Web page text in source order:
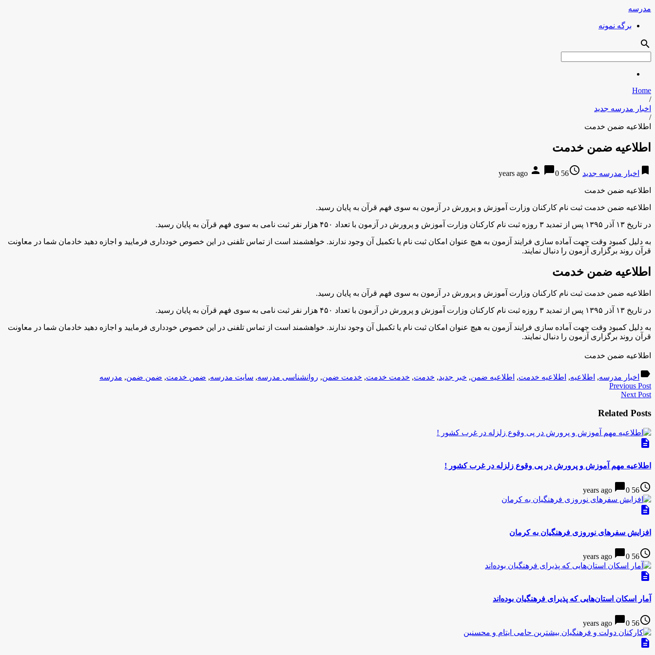
مدرسه
برگه نمونه
search
Home
/
اخبار مدرسه جدید
/
اطلاعیه ضمن خدمت
اطلاعیه ضمن خدمت
bookmark اخبار مدرسه جدید access_time
56 years ago
person chat_bubble0
اطلاعیه ضمن خدمت
اطلاعیه ضمن خدمت ثبت نام کارکنان وزارت آموزش و پرورش در آزمون به سوی فهم قرآن به پایان رسید.
در تاریخ ۱۳ آذر ۱۳۹۵ پس از تمدید ۳ روزه ثبت نام کارکنان وزارت آموزش و پرورش در آزمون با تعداد ۴۵۰ هزار نفر ثبت نامی به سوی فهم قرآن به پایان رسید.
به دلیل کمبود وقت جهت آماده سازی فرایند آزمون به هیچ عنوان امکان ثبت نام یا تکمیل آن وجود ندارند. خواهشمند است از تماس تلفنی در این خصوص خودداری فرمایید و اجازه دهید خادمان شما در معاونت
قرآن روند برگزاری آزمون را دنبال نمایند.
اطلاعیه ضمن خدمت
اطلاعیه ضمن خدمت ثبت نام کارکنان وزارت آموزش و پرورش در آزمون به سوی فهم قرآن به پایان رسید.
در تاریخ ۱۳ آذر ۱۳۹۵ پس از تمدید ۳ روزه ثبت نام کارکنان وزارت آموزش و پرورش در آزمون با تعداد ۴۵۰ هزار نفر ثبت نامی به سوی فهم قرآن به پایان رسید.
به دلیل کمبود وقت جهت آماده سازی فرایند آزمون به هیچ عنوان امکان ثبت نام یا تکمیل آن وجود ندارند. خواهشمند است از تماس تلفنی در این خصوص خودداری فرمایید و اجازه دهید خادمان شما در معاونت
قرآن روند برگزاری آزمون را دنبال نمایند.
اطلاعیه ضمن خدمت
label اخبار مدرسه, اطلاعیه, اطلاعیه خدمت, اطلاعیه ضمن, خبر جدید, خدمت, خدمت خدمت, خدمت ضمن, روانشناسی مدرسه, سایت مدرسه, ضمن خدمت, ضمن ضمن, مدرسه
Previous Post
Next Post
Related Posts
description
اطلاعیه مهم آموزش و پرورش در پی وقوع زلزله در غرب کشور !
access_time
56 years ago
chat_bubble0
description
افزایش سفرهای نوروزی فرهنگیان به کرمان
access_time
56 years ago
chat_bubble0
description
آمار اسکان استان‌هایی که پذیرای فرهنگیان بوده‌اند
access_time
56 years ago
chat_bubble0
description